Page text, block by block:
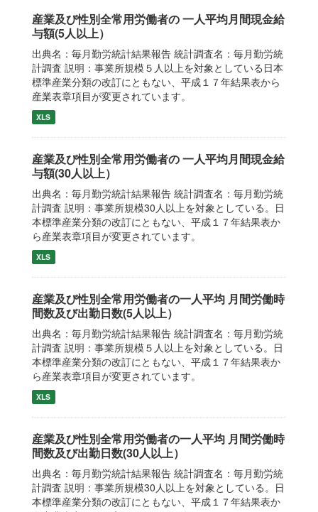
産業及び性別全常用労働者の 一人平均月間現金給
与額(5人以上）
出典名：毎月勤労統計結果報告 統計調査名：毎月勤労統
計調査 説明：事業所規模５人以上を対象としている日本
標準産業分類の改訂にともない、平成１７年結果表から
産業表章項目が変更されています。
XLS
産業及び性別全常用労働者の 一人平均月間現金給
与額(30人以上）
出典名：毎月勤労統計結果報告 統計調査名：毎月勤労統
計調査 説明：事業所規模30人以上を対象としている。日
本標準産業分類の改訂にともない、平成１７年結果表か
ら産業表章項目が変更されています。
XLS
産業及び性別全常用労働者の一人平均 月間労働時
間数及び出勤日数(5人以上）
出典名：毎月勤労統計結果報告 統計調査名：毎月勤労統
計調査 説明：事業所規模５人以上を対象としている。日
本標準産業分類の改訂にともない、平成１７年結果表か
ら産業表章項目が変更されています。
XLS
産業及び性別全常用労働者の一人平均 月間労働時
間数及び出勤日数(30人以上）
出典名：毎月勤労統計結果報告 統計調査名：毎月勤労統
計調査 説明：事業所規模30人以上を対象としている。日
本標準産業分類の改訂にともない、平成１７年結果表か